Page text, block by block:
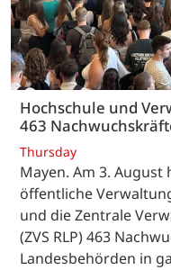
Hochschule und
463
Thursday
Mayen. Am 3.
öffentliche
und die Zentrale
(ZVS RLP) 463
Landesbehörden in